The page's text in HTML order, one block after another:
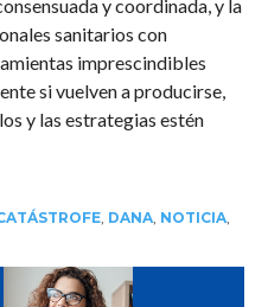
y coordinada, y la
sanitarios con
imprescindibles
si vuelven a producirse,
y las estrategias estén
, DANA, NOTICIA,